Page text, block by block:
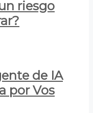
riesgo
de IA
por Vos